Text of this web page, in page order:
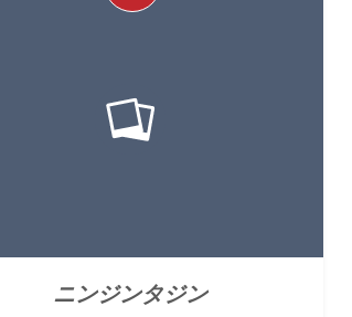
ニンジンタジン